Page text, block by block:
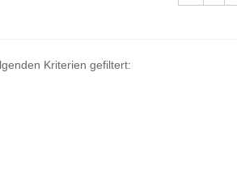
Kriterien gefiltert: